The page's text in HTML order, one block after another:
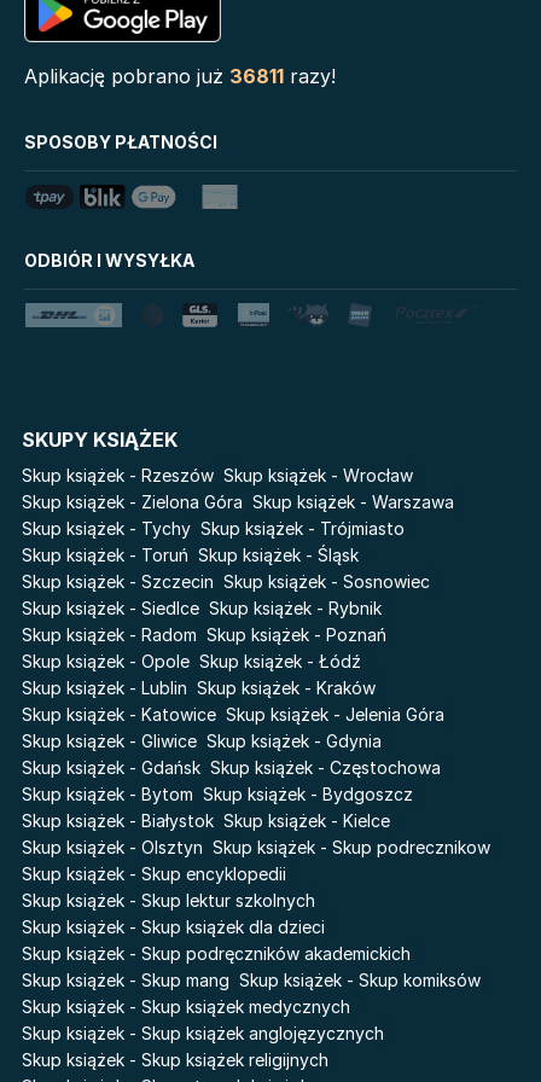
Książka z okienkami
Serie
Grzeszni Miliarderzy
Uniwersum Reina Roja
Królestwo kłamstw
Lato
Tim Marshall on
Star Wars Darth Vader
Pamiętniki Wampirów
Basia. Wielka księga.
Poznawaj świat z Basią
The Hazel Wood
Zmierzch
Faye
Katie Maguire
Liceum Freuda
Sherlock Holmes Society
Światy Pilipiuka
Cień od wschodu
Przebudzenie powietrza
Pieśń Lwicy
Akademia wampirów
Karneval
Baśń o złamanym sercu
Prosta zabawa
Aplikację pobrano już 36811 razy!
SPOSOBY PŁATNOŚCI
ODBIÓR I WYSYŁKA
SKUPY KSIĄŻEK
Skup książek - Rzeszów Skup książek - Wrocław
Skup książek - Zielona Góra Skup książek - Warszawa
Skup książek - Tychy Skup książek - Trójmiasto
Skup książek - Toruń Skup książek - Śląsk
Skup książek - Szczecin Skup książek - Sosnowiec
Skup książek - Siedlce Skup książek - Rybnik
Skup książek - Radom Skup książek - Poznań
Skup książek - Opole Skup książek - Łódź
Skup książek - Lublin Skup książek - Kraków
Skup książek - Katowice Skup książek - Jelenia Góra
Skup książek - Gliwice Skup książek - Gdynia
Skup książek - Gdańsk Skup książek - Częstochowa
Skup książek - Bytom Skup książek - Bydgoszcz
Skup książek - Białystok Skup książek - Kielce
Skup książek - Olsztyn Skup książek - Skup podrecznikow
Skup książek - Skup encyklopedii
Skup książek - Skup lektur szkolnych
Skup książek - Skup książek dla dzieci
Skup książek - Skup podręczników akademickich
Skup książek - Skup mang Skup książek - Skup komiksów
Skup książek - Skup książek medycznych
Skup książek - Skup książek anglojęzycznych
Skup książek - Skup książek religijnych